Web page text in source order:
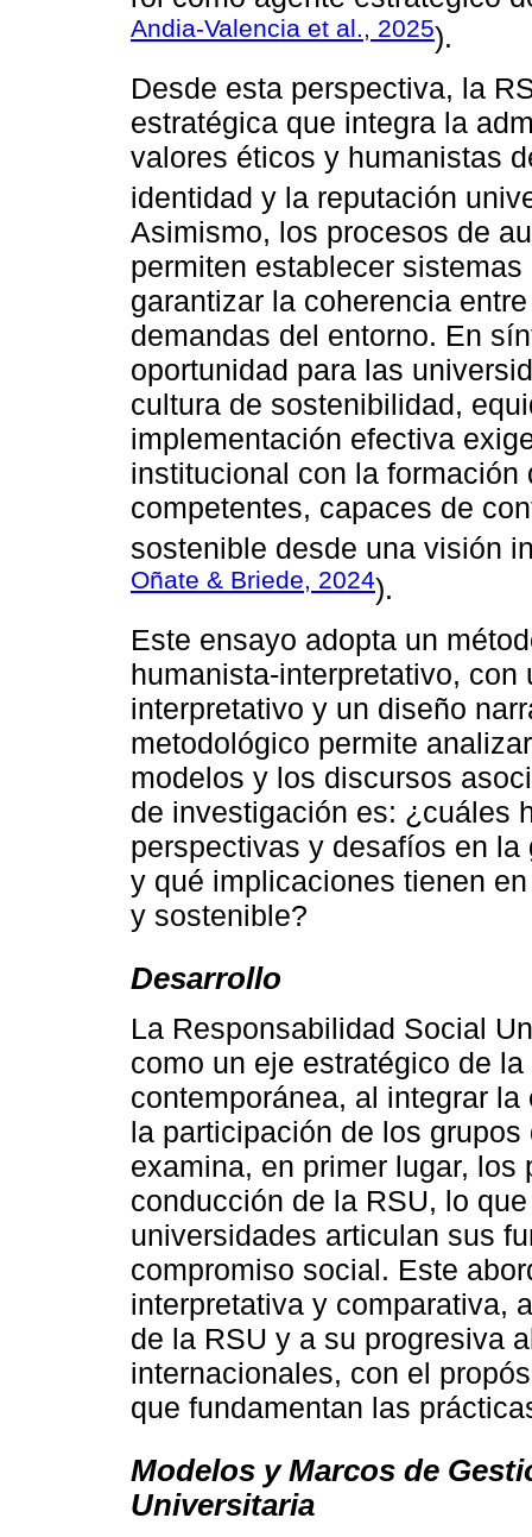
Andia-Valencia et al., 2025).
Desde esta perspectiva, la
estratégica que integra la
valores éticos y humanistas
identidad y la reputación
Asimismo, los procesos de
permiten establecer
garantizar la coherencia
demandas del entorno. En
oportunidad para las
cultura de sostenibilidad,
implementación efectiva
institucional con la
competentes, capaces de
sostenible desde una visión
Oñate & Briede, 2024).
Este ensayo adopta un
humanista-interpretativo,
interpretativo y un diseño
metodológico permite
modelos y los discursos
de investigación es: ¿cuáles
perspectivas y desafíos en
y qué implicaciones tienen
y sostenible?
Desarrollo
La Responsabilidad Social
como un eje estratégico de
contemporánea, al integrar
la participación de los
examina, en primer lugar,
conducción de la RSU, lo
universidades articulan sus
compromiso social. Este
interpretativa y comparativa,
de la RSU y a su progresiva
internacionales, con el
que fundamentan las
Modelos y Marcos de
Universitaria